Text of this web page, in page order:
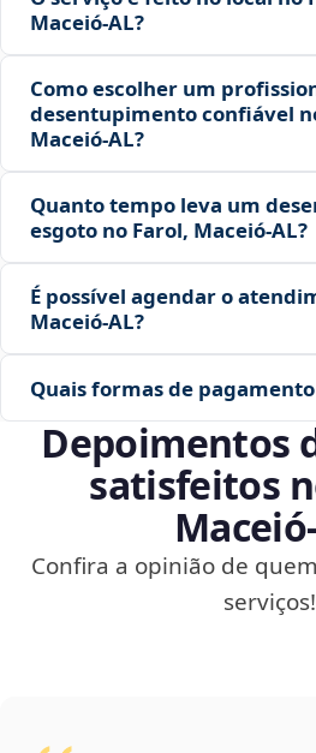
Maceió‑AL?
Como escolher um
desentupimento confiável
Maceió‑AL?
Quanto tempo leva um
esgoto no Farol, Maceió‑AL?
É possível agendar o
Maceió‑AL?
Quais formas de
Depoimentos
satisfeitos
Confira a opinião de
serviços!